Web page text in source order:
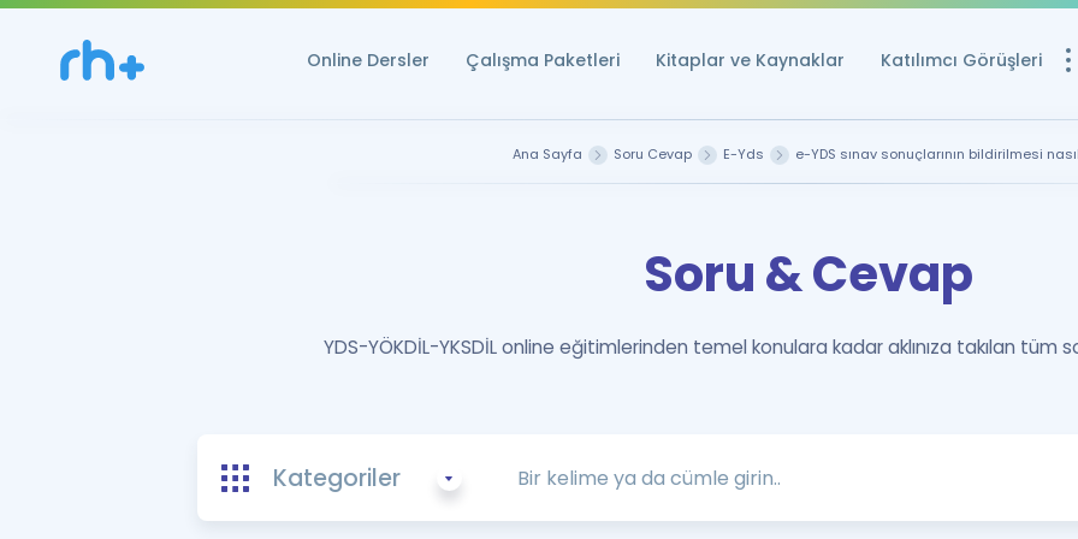
Online Dersler Çalışma Paketleri Kitaplar ve Kaynaklar Katılımcı Görüşleri
Ücretsiz
YDS ve YÖKDİL
YDS ve YÖKDİL
Tüm ÖSYM
Ana Sayfa Soru Cevap E-Yds e-YDS sınav sonuçlarının bildirilmesi
Soru & Cevap
YDS-YÖKDİL-YKSDİL online eğitimlerinden temel konulara kadar aklınıza takılan tüm
Kategoriler